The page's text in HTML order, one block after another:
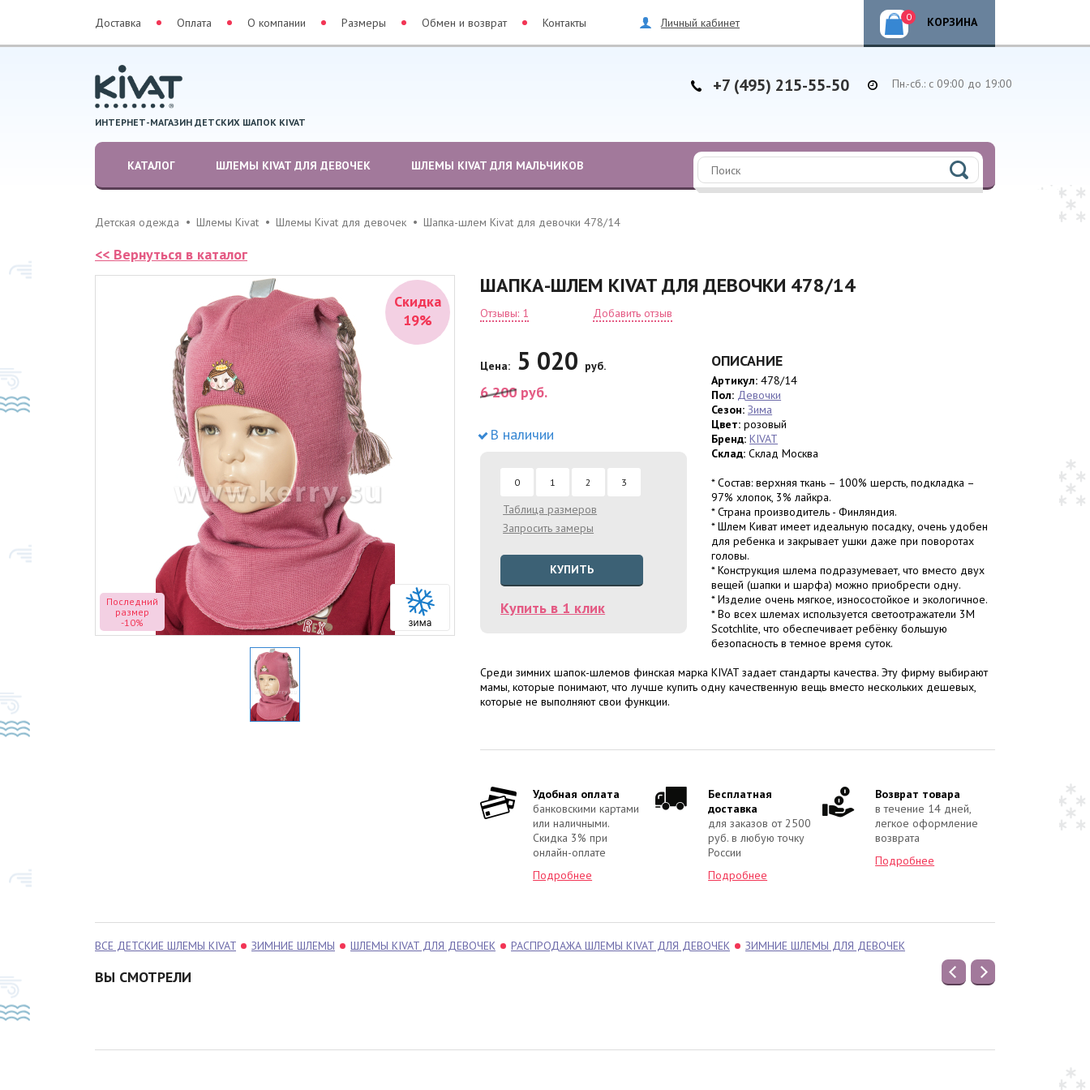
Доставка Оплата О компании Размеры Обмен и возврат Контакты Личный кабинет КОРЗИНА
0
ИНТЕРНЕТ-МАГАЗИН ДЕТСКИХ ШАПОК KIVAT
+7 (495) 215-55-50 Пн.-сб.: с 09:00 до 19:00
КАТАЛОГ ШЛЕМЫ KIVAT ДЛЯ ДЕВОЧЕК ШЛЕМЫ KIVAT ДЛЯ МАЛЬЧИКОВ
Детская одежда Шлемы Kivat Шлемы Kivat для девочек Шапка-шлем Kivat для девочки 478/14
<< Вернуться в каталог
Скидка
19%
Последний
размер
-10%
ШАПКА-ШЛЕМ KIVAT ДЛЯ ДЕВОЧКИ 478/14
Отзывы: 1 Добавить отзыв
Цена: 5 020 руб.
6 200 руб.
В наличии
0 1 2 3
Таблица размеров
Запросить замеры
КУПИТЬ
Купить в 1 клик
ОПИСАНИЕ
Артикул:478/14
Пол: Девочки
Сезон:Зима
Цвет:розовый
Бренд:KIVAT
Склад:Склад Москва
* Состав: верхняя ткань – 100% шерсть, подкладка –
97% хлопок, 3% лайкра.
* Страна производитель - Финляндия.
* Шлем Киват имеет идеальную посадку, очень удобен
для ребенка и закрывает ушки даже при поворотах
головы.
* Конструкция шлема подразумевает, что вместо двух
вещей (шапки и шарфа) можно приобрести одну.
* Изделие очень мягкое, износостойкое и экологичное.
* Во всех шлемах используется светоотражатели 3M
Scotchlite, что обеспечивает ребёнку большую
безопасность в темное время суток.
Среди зимних шапок-шлемов финская марка KIVAT задает стандарты качества. Эту фирму выбирают
мамы, которые понимают, что лучше купить одну качественную вещь вместо нескольких дешевых,
которые не выполняют свои функции.
Удобная оплата
банковскими картами
или наличными.
Скидка 3% при
онлайн-оплате
Подробнее
Бесплатная
доставка
для заказов от 2500
руб. в любую точку
России
Подробнее
Возврат товара
в течение 14 дней,
легкое оформление
возврата
Подробнее
ВСЕ ДЕТСКИЕ ШЛЕМЫ KIVAT ЗИМНИЕ ШЛЕМЫ ШЛЕМЫ KIVAT ДЛЯ ДЕВОЧЕК РАСПРОДАЖА ШЛЕМЫ KIVAT ДЛЯ ДЕВОЧЕК ЗИМНИЕ ШЛЕМЫ ДЛЯ ДЕВОЧЕК
ВЫ СМОТРЕЛИ